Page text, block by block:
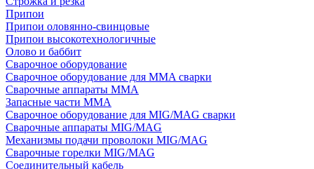
Припои
Припои оловянно-свинцовые
Припои высокотехнологичные
Олово и баббит
Сварочное оборудование
Сварочное оборудование для MMA сварки
Сварочные аппараты MMA
Запасные части MMA
Сварочное оборудование для MIG/MAG сварки
Сварочные аппараты MIG/MAG
Механизмы подачи проволоки MIG/MAG
Сварочные горелки MIG/MAG
Соединительный кабель